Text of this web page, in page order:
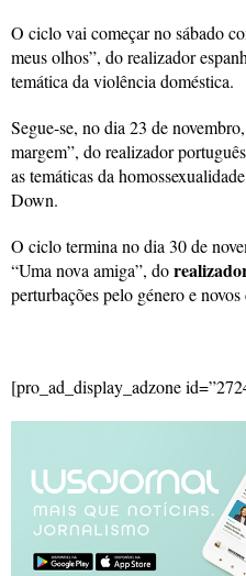
O ciclo vai começar no sábado
meus olhos”, do realizador
temática da violência doméstica.
Segue-se, no dia 23 de
margem”, do realizador
as temáticas da
Down.
O ciclo termina no dia 30 de
“Uma nova amiga”, do
perturbações pelo género e
[pro_ad_display_adzone